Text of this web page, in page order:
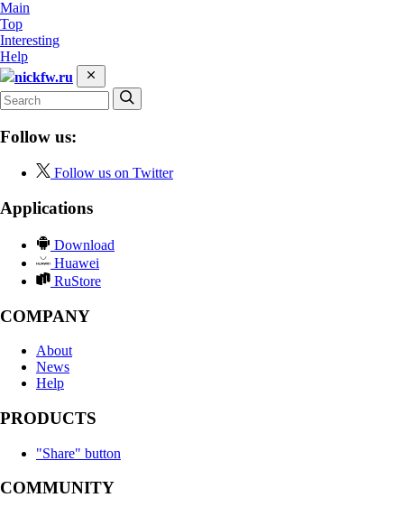
Main
Top
Interesting
Help
nickfw.ru
Follow us:
Follow us on Twitter
Applications
Download
Huawei
RuStore
COMPANY
About
News
Help
PRODUCTS
"Share" button
COMMUNITY